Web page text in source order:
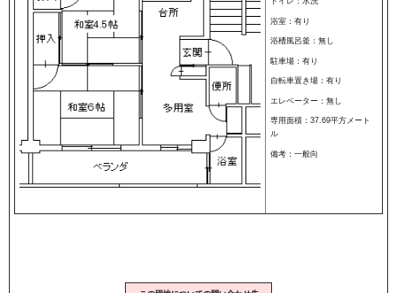
浴室：有り
浴槽風呂釜：無し
駐車場：有り
自転車置き場：有り
エレベーター：無し
専用面積：37.69平方メート
ル
備考：一般向